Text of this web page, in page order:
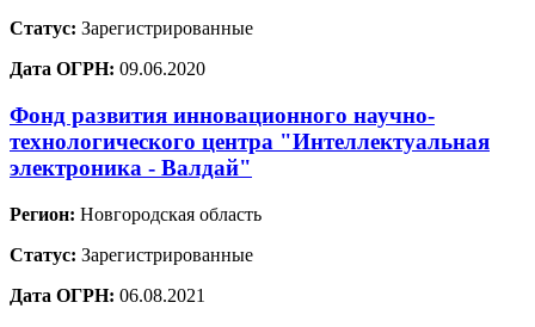
Статус: Зарегистрированные
Дата ОГРН: 09.06.2020
Фонд развития инновационного научно-
технологического центра "Интеллектуальная
электроника - Валдай"
Регион: Новгородская область
Статус: Зарегистрированные
Дата ОГРН: 06.08.2021